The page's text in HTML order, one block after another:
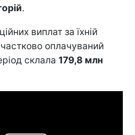
.
виплат за їхній
оплачуваний
склала 179,8 млн